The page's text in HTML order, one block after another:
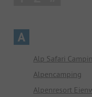
A
Alp Safari
Alpencamping
Alpenresort